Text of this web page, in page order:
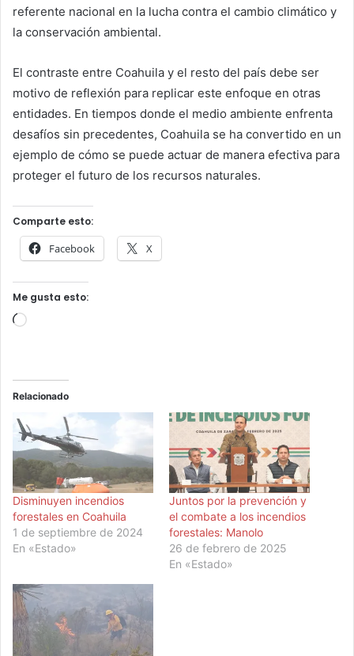
referente nacional en la lucha contra el cambio climático y
la conservación ambiental.
El contraste entre Coahuila y el resto del país debe ser
motivo de reflexión para replicar este enfoque en otras
entidades. En tiempos donde el medio ambiente enfrenta
desafíos sin precedentes, Coahuila se ha convertido en un
ejemplo de cómo se puede actuar de manera efectiva para
proteger el futuro de los recursos naturales.
Comparte esto:
Facebook X
Me gusta esto:
Cargando...
Relacionado
Disminuyen incendios
forestales en Coahuila
1 de septiembre de 2024
En «Estado»
Juntos por la prevención y
el combate a los incendios
forestales: Manolo
26 de febrero de 2025
En «Estado»